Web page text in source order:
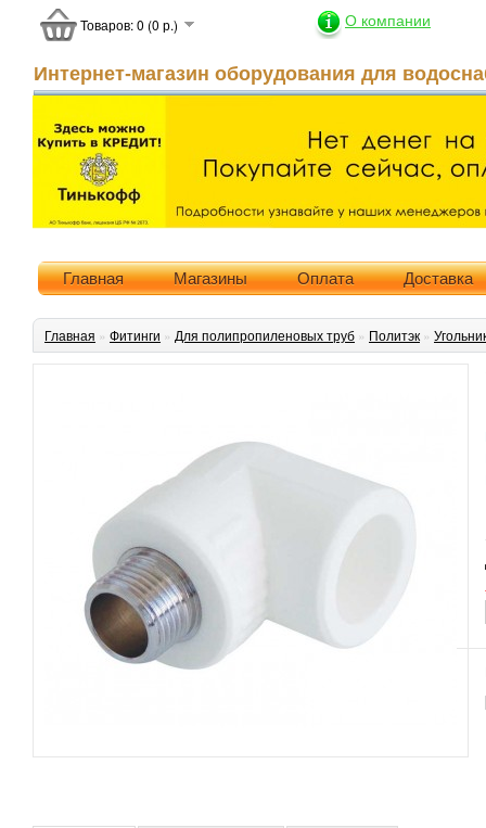
О компании
Интернет-магазин оборудования для
Товаров: 0 (0 р.)
Главная Магазины Оплата Доставка
Главная » Фитинги » Для полипропиленовых труб » Политэк »